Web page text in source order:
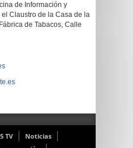
de Información y
Claustro de la Casa de la
de Tabacos, Calle
TV
Noticias